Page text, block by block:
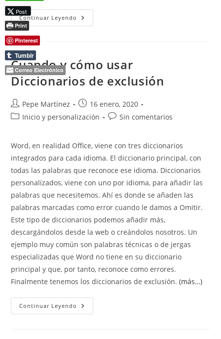
Continuar Leyendo Errores
De
Más
Comunes
Word
Cuando y cómo usar
Diccionarios de exclusión
Autor
de
Pepe Martínez
Publicación
de
16 enero, 2020
Categoría
entrada:
Inicio y personalización
Comentarios
entrada:
Sin comentarios
Word, en realidad Office, viene con tres diccionarios
integrados para cada idioma. El diccionario principal, con
todas las palabras que reconoce ese idioma. Diccionarios
personalizados, viene con uno por idioma, para añadir las
palabras que necesitemos. Ahí es donde se añaden las
palabras marcadas como error cuando le damos a Omitir.
Este tipo de diccionarios podemos añadir más,
descargándolos desde la web o creándolos nosotros. Un
ejemplo muy común son palabras técnicas o de jergas
especializadas que Word no tiene en su diccionario
principal y que, por tanto, reconoce como errores.
Finalmente tenemos los diccionarios de exclusión.(más…)
Continuar Leyendo Cuando
Y
Post
Print
Pinterest
Tumblr
Correo Electrónico